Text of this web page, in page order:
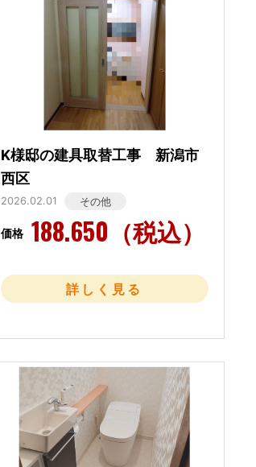
K様邸の建具取替工事 新潟市
西区
2026.02.01 その他
価格 188.650（税込）
詳しく見る